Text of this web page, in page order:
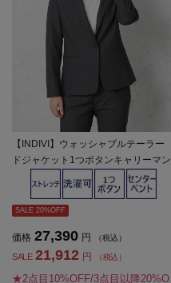
【INDIVI】ウォッシャブルテーラー
ドジャケット1つボタンキャリーマン
グレンチェック通年【レディース】
SALE 20%OFF
価格 27,390 円 （税込）
SALE 21,912 円 （税込）
★2点目10%OFF/3点目以降20%O